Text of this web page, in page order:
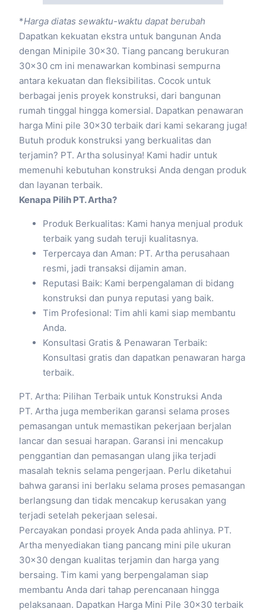
*Harga diatas sewaktu-waktu dapat berubah
Dapatkan kekuatan ekstra untuk bangunan Anda
dengan Minipile 30×30. Tiang pancang berukuran
30×30 cm ini menawarkan kombinasi sempurna
antara kekuatan dan fleksibilitas. Cocok untuk
berbagai jenis proyek konstruksi, dari bangunan
rumah tinggal hingga komersial. Dapatkan penawaran
harga Mini pile 30×30 terbaik dari kami sekarang juga!
Butuh produk konstruksi yang berkualitas dan
terjamin? PT. Artha solusinya! Kami hadir untuk
memenuhi kebutuhan konstruksi Anda dengan produk
dan layanan terbaik.
Kenapa Pilih PT. Artha?
Produk Berkualitas: Kami hanya menjual produk
terbaik yang sudah teruji kualitasnya.
Terpercaya dan Aman: PT. Artha perusahaan
resmi, jadi transaksi dijamin aman.
Reputasi Baik: Kami berpengalaman di bidang
konstruksi dan punya reputasi yang baik.
Tim Profesional: Tim ahli kami siap membantu
Anda.
Konsultasi Gratis & Penawaran Terbaik:
Konsultasi gratis dan dapatkan penawaran harga
terbaik.
PT. Artha: Pilihan Terbaik untuk Konstruksi Anda
PT. Artha juga memberikan garansi selama proses
pemasangan untuk memastikan pekerjaan berjalan
lancar dan sesuai harapan. Garansi ini mencakup
penggantian dan pemasangan ulang jika terjadi
masalah teknis selama pengerjaan. Perlu diketahui
bahwa garansi ini berlaku selama proses pemasangan
berlangsung dan tidak mencakup kerusakan yang
terjadi setelah pekerjaan selesai.
Percayakan pondasi proyek Anda pada ahlinya. PT.
Artha menyediakan tiang pancang mini pile ukuran
30×30 dengan kualitas terjamin dan harga yang
bersaing. Tim kami yang berpengalaman siap
membantu Anda dari tahap perencanaan hingga
pelaksanaan. Dapatkan Harga Mini Pile 30×30 terbaik